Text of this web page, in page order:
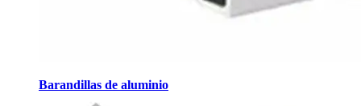
Barandillas de aluminio